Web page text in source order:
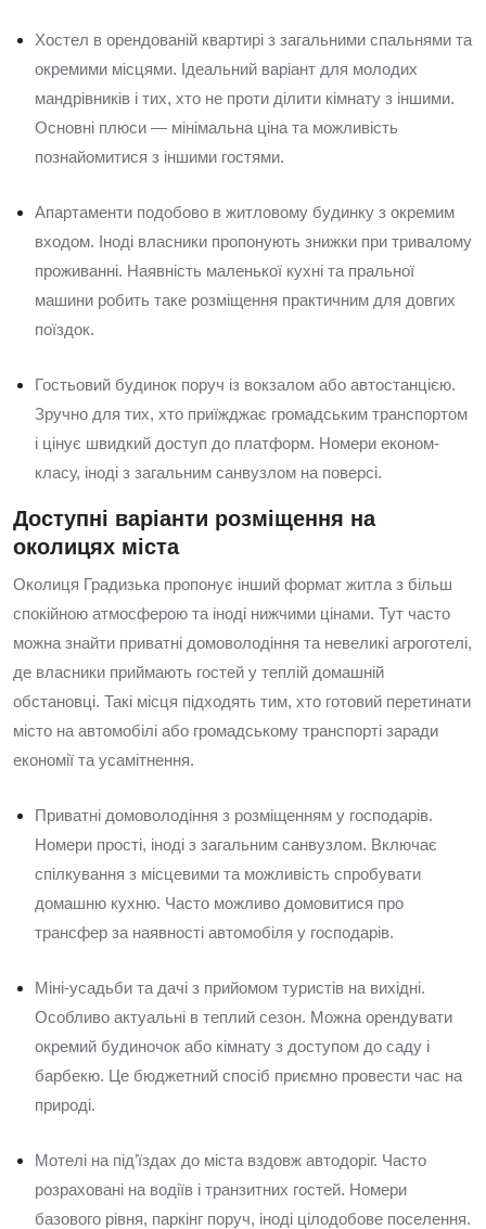
Хостел в орендованій квартирі з загальними спальнями та
окремими місцями. Ідеальний варіант для молодих
мандрівників і тих, хто не проти ділити кімнату з іншими.
Основні плюси — мінімальна ціна та можливість
познайомитися з іншими гостями.
Апартаменти подобово в житловому будинку з окремим
входом. Іноді власники пропонують знижки при тривалому
проживанні. Наявність маленької кухні та пральної
машини робить таке розміщення практичним для довгих
поїздок.
Гостьовий будинок поруч із вокзалом або автостанцією.
Зручно для тих, хто приїжджає громадським транспортом
і цінує швидкий доступ до платформ. Номери економ-
класу, іноді з загальним санвузлом на поверсі.
Доступні варіанти розміщення на
околицях міста
Околиця Градизька пропонує інший формат житла з більш
спокійною атмосферою та іноді нижчими цінами. Тут часто
можна знайти приватні домоволодіння та невеликі агроготелі,
де власники приймають гостей у теплій домашній
обстановці. Такі місця підходять тим, хто готовий перетинати
місто на автомобілі або громадському транспорті заради
економії та усамітнення.
Приватні домоволодіння з розміщенням у господарів.
Номери прості, іноді з загальним санвузлом. Включає
спілкування з місцевими та можливість спробувати
домашню кухню. Часто можливо домовитися про
трансфер за наявності автомобіля у господарів.
Міні-усадьби та дачі з прийомом туристів на вихідні.
Особливо актуальні в теплий сезон. Можна орендувати
окремий будиночок або кімнату з доступом до саду і
барбекю. Це бюджетний спосіб приємно провести час на
природі.
Мотелі на під’їздах до міста вздовж автодоріг. Часто
розраховані на водіїв і транзитних гостей. Номери
базового рівня, паркінг поруч, іноді цілодобове поселення.